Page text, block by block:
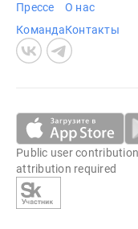
Прессе
Команда
О нас
Контакты
Public user
attribution required